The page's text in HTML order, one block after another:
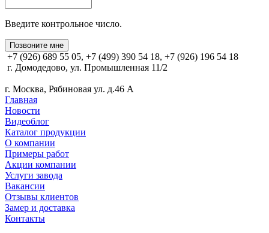
Введите контрольное число.
Позвоните мне
+7 (926) 689 55 05, +7 (499) 390 54 18, +7 (926) 196 54 18
г. Домодедово, ул. Промышленная 11/2
г. Москва, Рябиновая ул. д.46 А
Главная
Новости
Видеоблог
Каталог продукции
О компании
Примеры работ
Акции компании
Услуги завода
Вакансии
Отзывы клиентов
Замер и доставка
Контакты